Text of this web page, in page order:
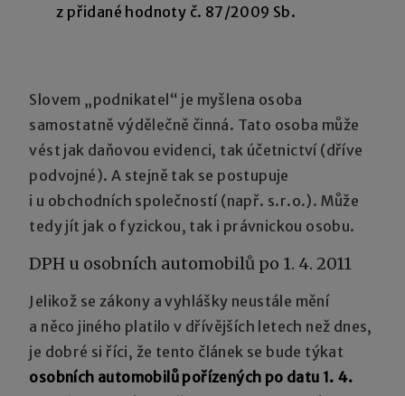
z přidané hodnoty č. 87/2009 Sb.
Slovem „podnikatel“ je myšlena osoba
samostatně výdělečně činná. Tato osoba může
vést jak daňovou evidenci, tak účetnictví (dříve
podvojné). A stejně tak se postupuje
i u obchodních společností (např. s.r.o.). Může
tedy jít jak o fyzickou, tak i právnickou osobu.
DPH u osobních automobilů po 1. 4. 2011
Jelikož se zákony a vyhlášky neustále mění
a něco jiného platilo v dřívějších letech než dnes,
je dobré si říci, že tento článek se bude týkat
osobních automobilů pořízených po datu 1. 4.